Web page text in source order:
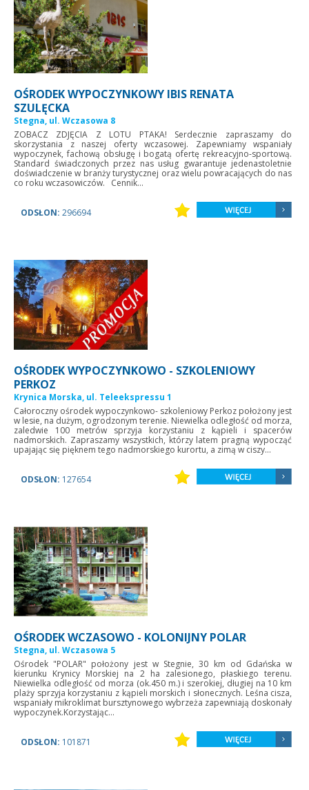
OŚRODEK WYPOCZYNKOWY IBIS RENATA
SZULĘCKA
Stegna, ul. Wczasowa 8
ZOBACZ ZDJĘCIA Z LOTU PTAKA! Serdecznie zapraszamy do
skorzystania z naszej oferty wczasowej. Zapewniamy wspaniały
wypoczynek, fachową obsługę i bogatą ofertę rekreacyjno-sportową.
Standard świadczonych przez nas usług gwarantuje jedenastoletnie
doświadczenie w branży turystycznej oraz wielu powracających do nas
co roku wczasowiczów. Cennik...
ODSŁON: 296694
OŚRODEK WYPOCZYNKOWO - SZKOLENIOWY
PERKOZ
Krynica Morska, ul. Teleekspressu 1
Całoroczny ośrodek wypoczynkowo- szkoleniowy Perkoz położony jest
w lesie, na dużym, ogrodzonym terenie. Niewielka odległość od morza,
zaledwie 100 metrów sprzyja korzystaniu z kąpieli i spacerów
nadmorskich. Zapraszamy wszystkich, którzy latem pragną wypocząć
upajając się pięknem tego nadmorskiego kurortu, a zimą w ciszy...
ODSŁON: 127654
OŚRODEK WCZASOWO - KOLONIJNY POLAR
Stegna, ul. Wczasowa 5
Ośrodek "POLAR" położony jest w Stegnie, 30 km od Gdańska w
kierunku Krynicy Morskiej na 2 ha zalesionego, płaskiego terenu.
Niewielka odległość od morza (ok.450 m.) i szerokiej, długiej na 10 km
plaży sprzyja korzystaniu z kąpieli morskich i słonecznych. Leśna cisza,
wspaniały mikroklimat bursztynowego wybrzeża zapewniają doskonały
wypoczynek.Korzystając...
ODSŁON: 101871